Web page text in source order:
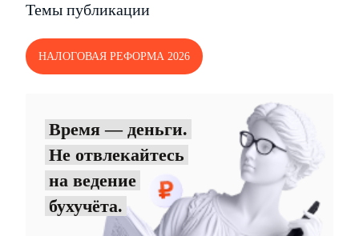
Темы публикации
НАЛОГОВАЯ РЕФОРМА 2026
Время — деньги.
Не отвлекайтесь
на ведение
бухучёта.